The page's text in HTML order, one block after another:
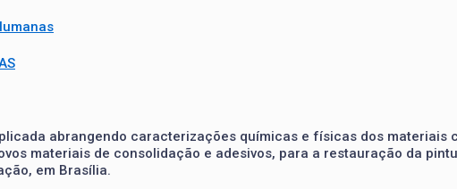
abrangendo caracterizações químicas e físicas dos
materiais de consolidação e adesivos, para a restauração da
em Brasília.